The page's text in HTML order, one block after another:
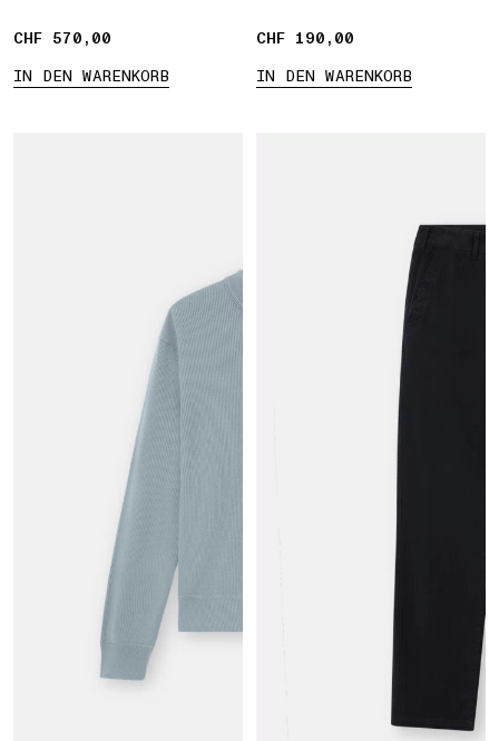
CHF 570,00
CHF 570,00
IN DEN WARENKORB
CHF 190,00
CHF 190,00
IN DEN WARENKORB